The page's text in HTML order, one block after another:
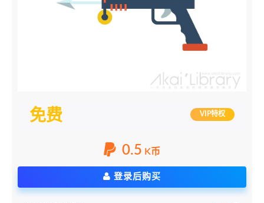
免费 VIP特权
0.5 K币
登录后购买